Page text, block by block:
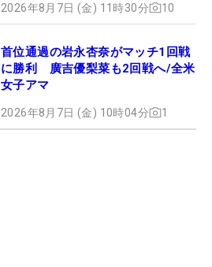
2026年8月7日 (金) 11時30分 10
首位通過の岩永杏奈がマッチ1回戦
に勝利 廣吉優梨菜も2回戦へ/全米
女子アマ
2026年8月7日 (金) 10時04分 1